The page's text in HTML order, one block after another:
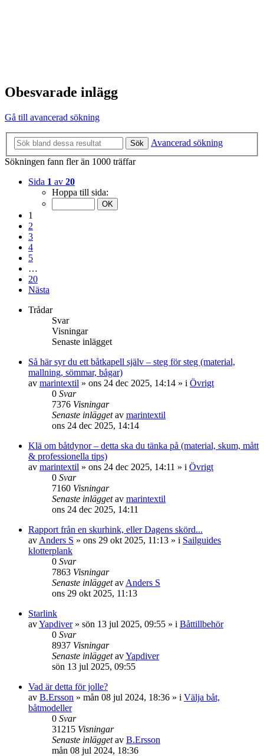
Obesvarade inlägg
Gå till avancerad sökning
Sök
Avancerad sökning
Sökningen fann fler än 1000 träffar
Sida 1 av 20
Hoppa till sida:
1
2
3
4
5
…
20
Nästa
Trådar
Svar
Visningar
Senaste inlägget
Så här syr du ett båtkapell själv – steg för steg (material,
mallning, sömmar, bågar)
av marintextil » ons 24 dec 2025, 14:14 » i Övrigt
0 Svar
7376 Visningar
Senaste inläggetav marintextil
ons 24 dec 2025, 14:14
Klä om båtdynor – detta ska du tänka på (material, skum, mått
& professionella tips)
av marintextil » ons 24 dec 2025, 14:11 » i Övrigt
0 Svar
7160 Visningar
Senaste inläggetav marintextil
ons 24 dec 2025, 14:11
Rapport från en skurhink, eller Dagens skörd...
av Anders S » ons 29 okt 2025, 11:13 » i Sailguides
klotterplank
0 Svar
7863 Visningar
Senaste inläggetav Anders S
ons 29 okt 2025, 11:13
Starlink
avYapdiver» sön 13 jul 2025, 09:55 » i Båttillbehör
0 Svar
8937 Visningar
Senaste inläggetavYapdiver
sön 13 jul 2025, 09:55
Vad är detta för jolle?
av B.Ersson » mån 08 jul 2024, 18:36 » i Välja båt,
båtmodeller
0 Svar
31215 Visningar
Senaste inläggetav B.Ersson
mån 08 jul 2024, 18:36